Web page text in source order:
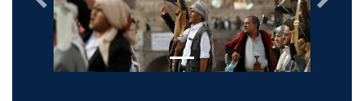
التالى السابق